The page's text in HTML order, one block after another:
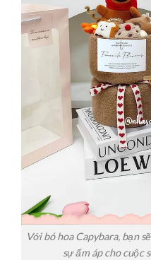
Với bó hoa Capybara, bạn
sự ấm áp cho cuộc